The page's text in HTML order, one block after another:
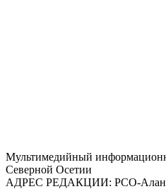
Mультимедийный
Северной Осетии
АДРЕС РЕДАКЦИИ: РСО-